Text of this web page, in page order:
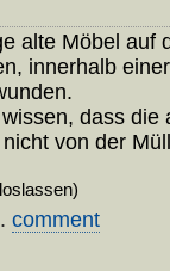
alte Möbel auf
innerhalb
dass die
von der
comment